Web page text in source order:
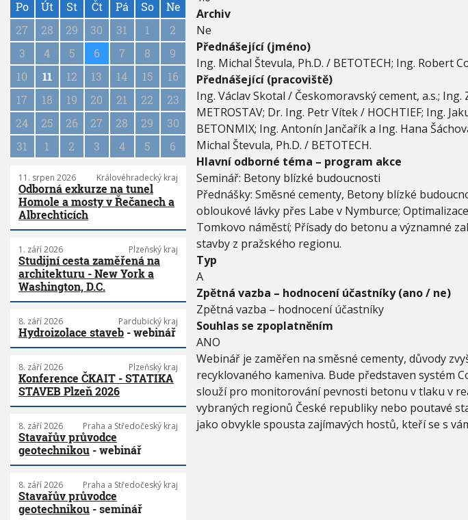
d
o
u
c
n
o
s
t
i
Archiv
Ne
Přednášející (jméno)
Ing. Michal Števula, Ph.D. / BETOTECH; Ing. Robert
Přednášející (pracoviště)
Ing. Václav Skotal / Českomoravský cement, a.s.;
METROSTAV; Dr. Ing. Petr Vítek / HOCHTIEF; Ing.
BETONMIX; Ing. Antonín Jančařík a Ing. Hana
Michal Števula, Ph.D. / BETOTECH.
Hlavní odborné téma – program akce
Seminář: Betony blízké budoucnosti
Přednášky: Směsné cementy, Betony blízké
obloukové lávky přes Labe v Nymburce;
Tomkovo náměstí; Přísady do betonu a významné
stavby z pražského regionu.
Typ
A
Zpětná vazba – hodnocení účastníky (ano / ne)
Zpětná vazba – hodnocení účastníky
Souhlas se zpoplatněním
ANO
Webinář je zaměřen na směsné cementy, důvody
recyklovaného kameniva. Bude představen systém
slouží pro monitorování pevnosti betonu v tlaku v
vybraných regionů České republiky nebo poutavé
jako obvykle spousta zajímavých hostů, kteří se s
a
g
a
i
o
n
Po
Út St Čt Pá So
Ne
27
28 29 30 31 1
2
3
4 5 6 7 8
9
10
11 12 13 14 15
16
17
18 19 20 21 22
23
24
25 26 27 28 29
30
31
1 2 3 4 5 6
11. srpen 2026 Královéhradecký kraj
Odborná exkurze na tunel
Homole a mosty v Řečanech a
Albrechticích
1. září 2026 Plzeňský kraj
Studijní cesta zaměřená na
architekturu - New York a
Washington, D.C.
8. září 2026 Pardubický kraj
Hydroizolace staveb - webinář
8. září 2026 Plzeňský kraj
Konference ČKAIT - STATIKA
STAVEB Plzeň 2026
8. září 2026 Praha a Středočeský kraj
Stavařův průvodce
geotechnikou - webinář
8. září 2026 Praha a Středočeský kraj
Stavařův průvodce
geotechnikou - seminář